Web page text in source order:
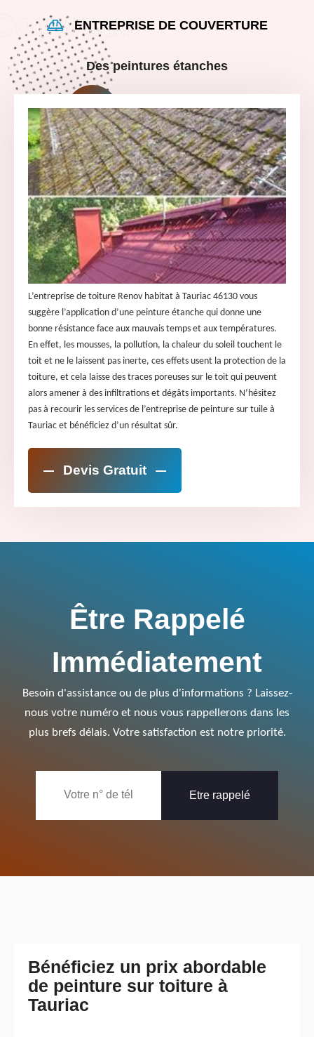
ENTREPRISE DE COUVERTURE
Des peintures étanches
L’entreprise de toiture Renov habitat à Tauriac 46130 vous
suggère l’application d’une peinture étanche qui donne une
bonne résistance face aux mauvais temps et aux températures.
En effet, les mousses, la pollution, la chaleur du soleil touchent le
toit et ne le laissent pas inerte, ces effets usent la protection de la
toiture, et cela laisse des traces poreuses sur le toit qui peuvent
alors amener à des infiltrations et dégâts importants. N’hésitez
pas à recourir les services de l’entreprise de peinture sur tuile à
Tauriac et bénéficiez d’un résultat sûr.
Devis Gratuit
Être Rappelé
Immédiatement
Besoin d'assistance ou de plus d'informations ? Laissez-
nous votre numéro et nous vous rappellerons dans les
plus brefs délais. Votre satisfaction est notre priorité.
Bénéficiez un prix abordable
de peinture sur toiture à
Tauriac